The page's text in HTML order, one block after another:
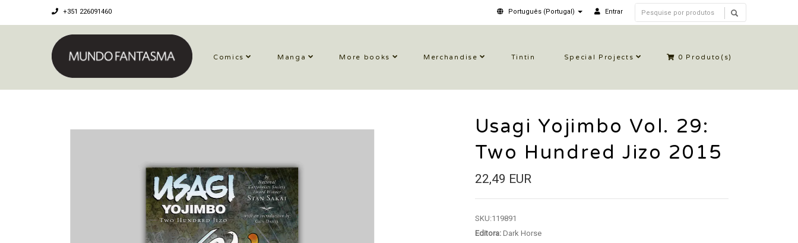
+351 226091460 Português (Portugal) Entrar
Comics Manga More books Merchandise Tintin Special Projects 0 Produto(s)
Usagi Yojimbo Vol. 29:
Two Hundred Jizo 2015
22,49 EUR
SKU:119891
Editora:Dark Horse